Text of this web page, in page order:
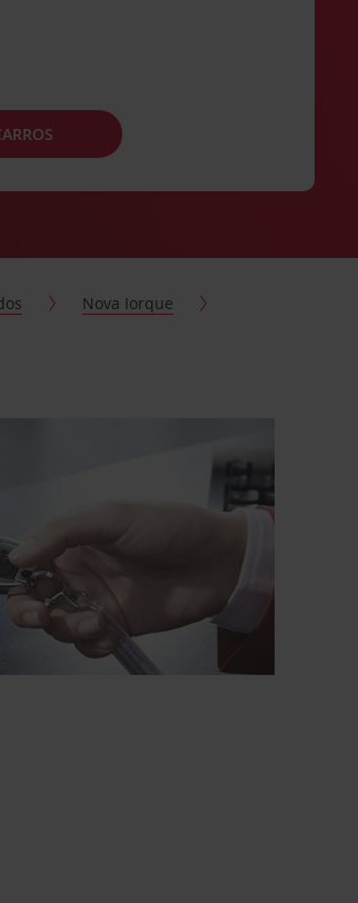
Nova Iorque